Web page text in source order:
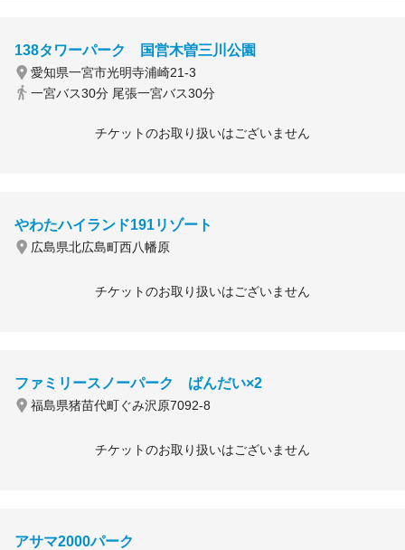
138タワーパーク 国営木曽三川公園
愛知県一宮市光明寺浦崎21-3
一宮バス30分 尾張一宮バス30分
チケットのお取り扱いはございません
やわたハイランド191リゾート
広島県北広島町西八幡原
チケットのお取り扱いはございません
ファミリースノーパーク ばんだい×2
福島県猪苗代町ぐみ沢原7092-8
チケットのお取り扱いはございません
アサマ2000パーク